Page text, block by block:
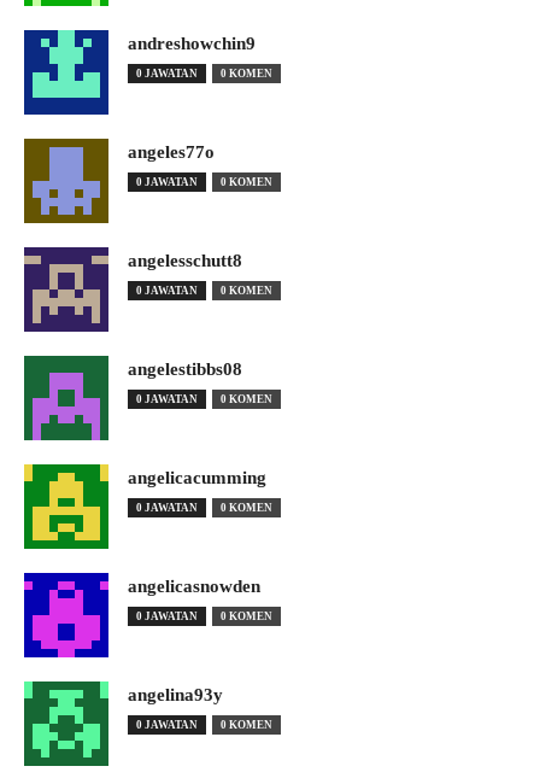
andreshowchin9
0 JAWATAN 0 KOMEN
angeles77o
0 JAWATAN 0 KOMEN
angelesschutt8
0 JAWATAN 0 KOMEN
angelestibbs08
0 JAWATAN 0 KOMEN
angelicacumming
0 JAWATAN 0 KOMEN
angelicasnowden
0 JAWATAN 0 KOMEN
angelina93y
0 JAWATAN 0 KOMEN